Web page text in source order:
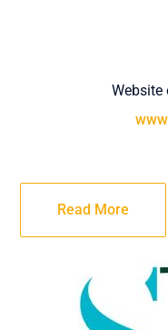
Website
Read More